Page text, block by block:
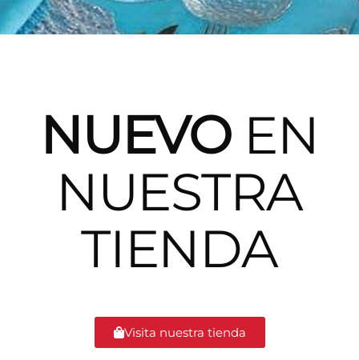
NUEVOEN
NUESTRA
TIENDA
Visita nuestra tienda